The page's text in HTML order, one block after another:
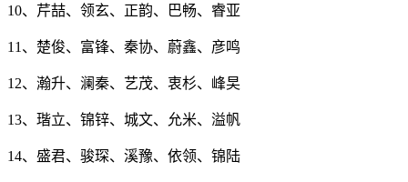
10、芹喆、领玄、正韵、巴畅、睿亚
11、楚俊、富锋、秦协、蔚鑫、彦鸣
12、瀚升、澜秦、艺茂、衷杉、峰旲
13、瑎立、锦锌、城文、允米、溢帆
14、盛君、骏琛、溪豫、依领、锦陆